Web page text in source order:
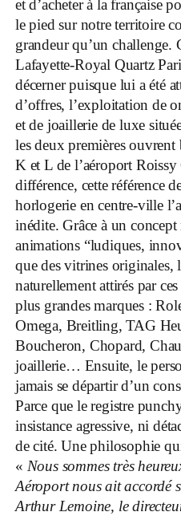
et d’acheter à la française
le pied sur notre territoire
grandeur qu’un challenge.
Lafayette-Royal Quartz
décerner puisque lui a été
d’offres, l’exploitation de
et de joaillerie de luxe
les deux premières
K et L de l’aéroport
différence, cette référence
horlogerie en centre-ville
inédite. Grâce à un
animations “ludiques,
que des vitrines originales,
naturellement attirés par
plus grandes marques :
Omega, Breitling, TAG
Boucheron, Chopard,
joaillerie… Ensuite, le
jamais se départir d’un
Parce que le registre
insistance agressive, ni
de cité. Une philosophie
« Nous sommes très
Aéroport nous ait accordé
Arthur Lemoine, le